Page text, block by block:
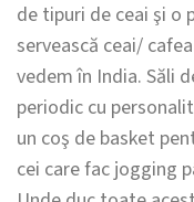
de tipuri de ceai şi o
servească ceai/
vedem în India. Săli
periodic cu
un coş de basket
cei care fac jogging